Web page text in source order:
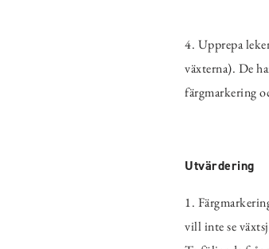
4. Upprepa
växterna). De
färgmarkering
Utvärdering
1.
vill inte se